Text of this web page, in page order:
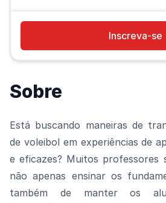
Inscreva-se
Sobre
Está buscando maneiras de
de voleibol em experiências de
e eficazes? Muitos professores
não apenas ensinar os
também de manter os